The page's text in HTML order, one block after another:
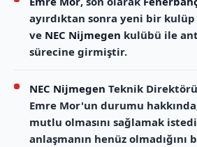
ayırdıktan sonra yeni bir
ve NEC Nijmegen kulübü ile
sürecine girmiştir.
NEC Nijmegen Teknik Direktörü
Emre Mor'un durumu
mutlu olmasını sağlamak
anlaşmanın henüz